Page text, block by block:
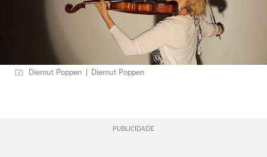
Diemut Poppen | Diemut Poppen
PUBLICIDADE